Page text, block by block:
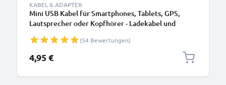
KABEL & ADAPTER
Mini USB Kabel für Smartphones, Tablets, GPS,
Lautsprecher oder Kopfhörer - Ladekabel und
(54 Bewertungen)
4,95 €